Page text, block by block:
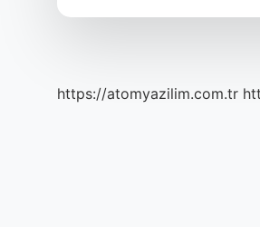
https://atomyazilim.com.tr